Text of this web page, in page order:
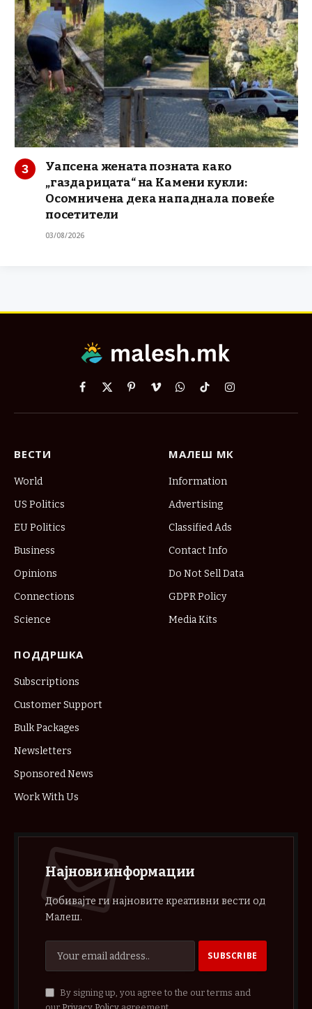
Уапсена жената позната како
„газдарицата“ на Камени кукли:
Осомничена дека нападнала повеќе
посетители
03/08/2026
Facebook
X
PinterestVimeoWhatsApp
TikTokInstagram
ВЕСТИ
World
US Politics
EU Politics
Business
Opinions
Connections
Science
МАЛЕШ МК
Information
Advertising
Classified Ads
Contact Info
Do Not Sell Data
GDPR Policy
Media Kits
ПОДДРШКА
Subscriptions
Customer Support
Bulk Packages
Newsletters
Sponsored News
Work With Us
Најнови информации
Добивајте ги најновите креативни вести од
Малеш.
By signing up, you agree to the our terms and